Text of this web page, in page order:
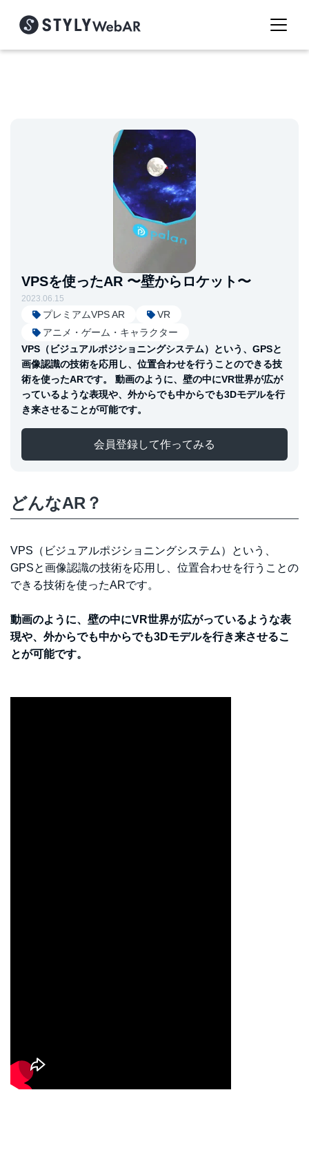
VPSを使ったAR 〜壁からロケット〜
2023.06.15
プレミアムVPS AR
VR
アニメ・ゲーム・キャラクター
VPS（ビジュアルポジショニングシステム）という、GPSと
画像認識の技術を応用し、位置合わせを行うことのできる技
術を使ったARです。 動画のように、壁の中にVR世界が広が
っているような表現や、外からでも中からでも3Dモデルを行
き来させることが可能です。
会員登録して作ってみる
どんなAR？
VPS（ビジュアルポジショニングシステム）という、
GPSと画像認識の技術を応用し、位置合わせを行うことの
できる技術を使ったARです。
動画のように、壁の中にVR世界が広がっているような表
現や、外からでも中からでも3Dモデルを行き来させるこ
とが可能です。